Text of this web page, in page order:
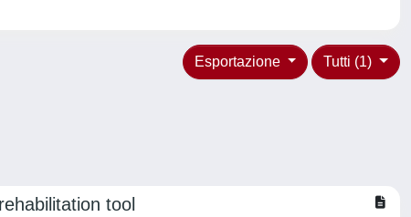
Tutti (1)
Esportazione
tool